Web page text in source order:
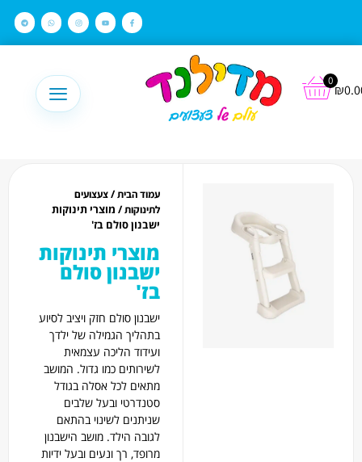
₪
0
עמוד הבית/צעצועים
לתינוקות/ מוצרי תינוקות
ישבנון סולם בז'
מוצרי תינוקות
ישבנון סולם
בז'
ישבנון סולם חזק ויציב לסיוע
בתהליך הגמילה של ילדך
ועידוד הליכה עצמאית
לשירותים כמו גדול. המושב
מתאים לכל אסלה בגודל
סטנדרטי ובעל שלבים
שניתנים לשינוי בהתאם
לגובה הילד. מושב הישבנון
מרופד, רך ונעים ובעל ידיות